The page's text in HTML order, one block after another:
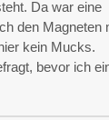
Da war eine
den Magneten
kein Mucks.
bevor ich